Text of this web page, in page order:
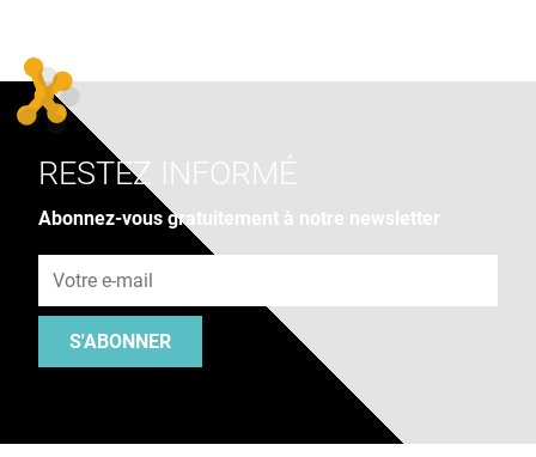
RESTEZ INFORMÉ
Abonnez-vous gratuitement à notre newsletter
S'ABONNER